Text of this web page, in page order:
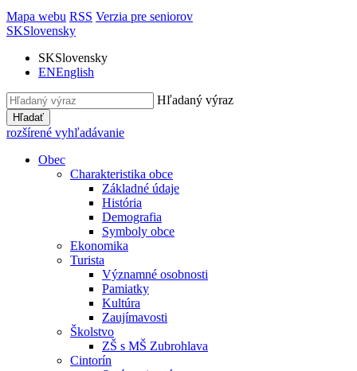
Mapa webu RSS Verzia pre seniorov
SKSlovensky
SKSlovensky
ENEnglish
Hľadaný výraz
Hľadať
rozšírené vyhľadávanie
Obec
Charakteristika obce
Základné údaje
História
Demografia
Symboly obce
Ekonomika
Turista
Významné osobnosti
Pamiatky
Kultúra
Zaujímavosti
Školstvo
ZŠ s MŠ Zubrohlava
Cintorín